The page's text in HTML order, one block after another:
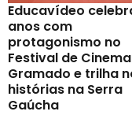
Educavídeo
anos com
protagonismo no
Festival de
Gramado e trilha
histórias na Serra
Gaúcha